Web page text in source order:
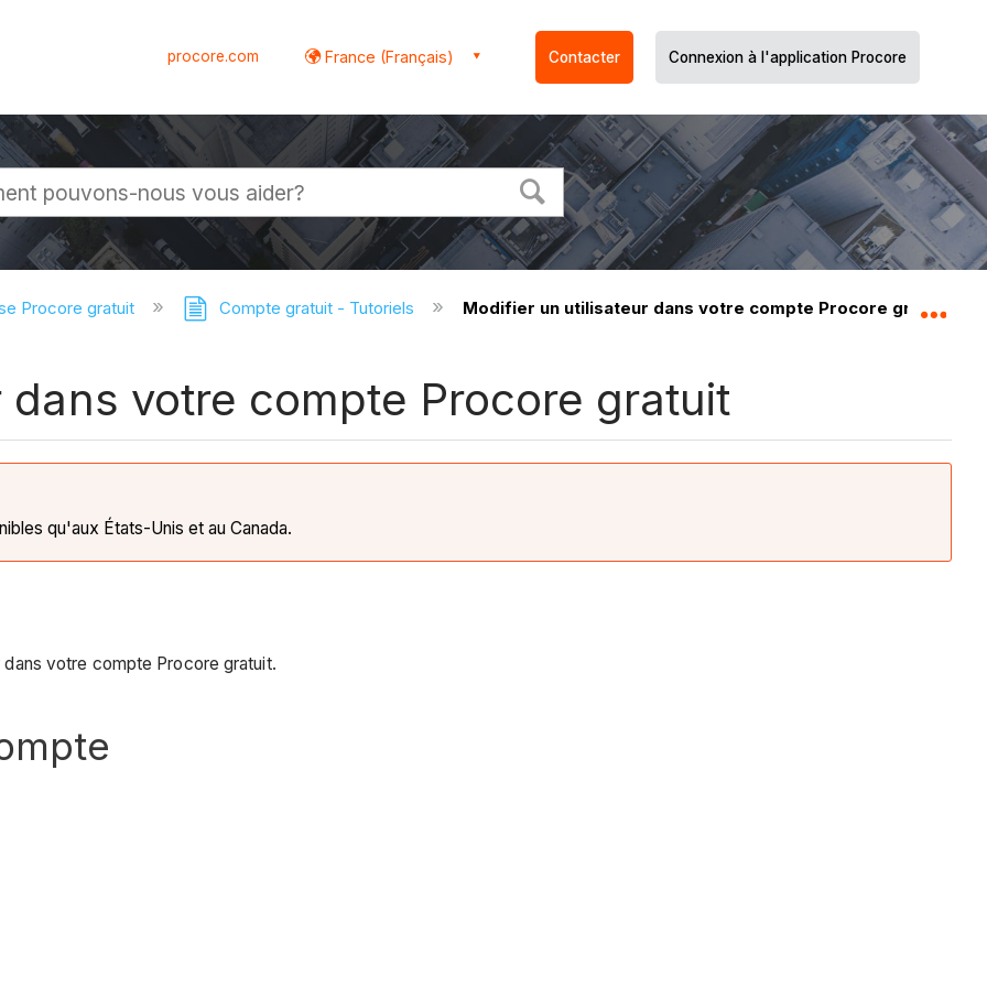
procore.com France (Français) Contacter Connexion à l'application Procore
Procore gratuit Compte gratuit - Tutoriels Modifier un utilisateur dans votre compte Procore gratuit
votre compte Procore gratuit
qu'aux États-Unis et au Canada.
votre compte Procore gratuit.